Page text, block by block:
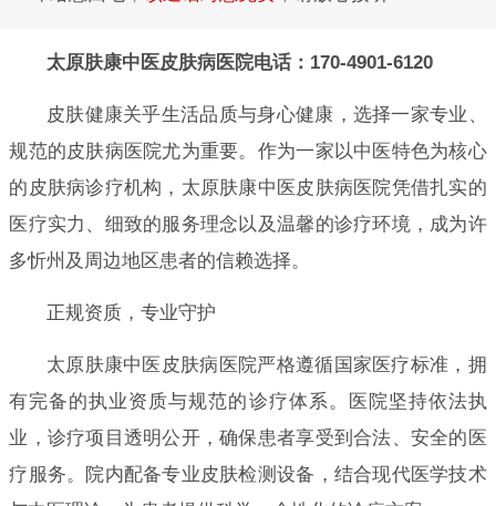
太原肤康中医皮肤病医院电话：170-4901-6120
皮肤健康关乎生活品质与身心健康，选择一家专业、
规范的皮肤病医院尤为重要。作为一家以中医特色为核心
的皮肤病诊疗机构，太原肤康中医皮肤病医院凭借扎实的
医疗实力、细致的服务理念以及温馨的诊疗环境，成为许
多忻州及周边地区患者的信赖选择。
正规资质，专业守护
太原肤康中医皮肤病医院严格遵循国家医疗标准，拥
有完备的执业资质与规范的诊疗体系。医院坚持依法执
业，诊疗项目透明公开，确保患者享受到合法、安全的医
疗服务。院内配备专业皮肤检测设备，结合现代医学技术